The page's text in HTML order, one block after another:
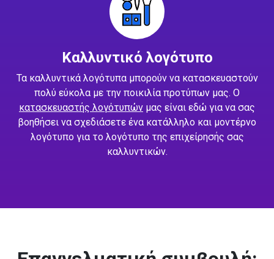
Καλλυντικό λογότυπο
Τα καλλυντικά λογότυπα μπορούν να κατασκευαστούν
πολύ εύκολα με την ποικιλία προτύπων μας. Ο
κατασκευαστής λογότυπών μας είναι εδώ για να σας
βοηθήσει να σχεδιάσετε ένα κατάλληλο και μοντέρνο
λογότυπο για το λογότυπο της επιχείρησής σας
καλλυντικών.